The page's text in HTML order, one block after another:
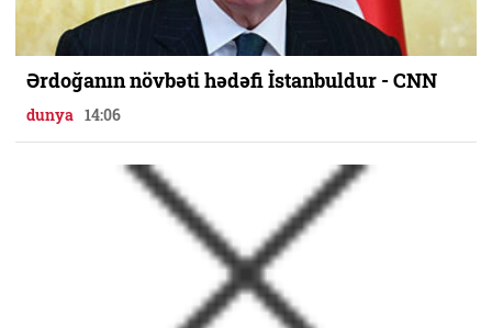
Ərdoğanın növbəti hədəfi İstanbuldur - CNN
dunya 14:06